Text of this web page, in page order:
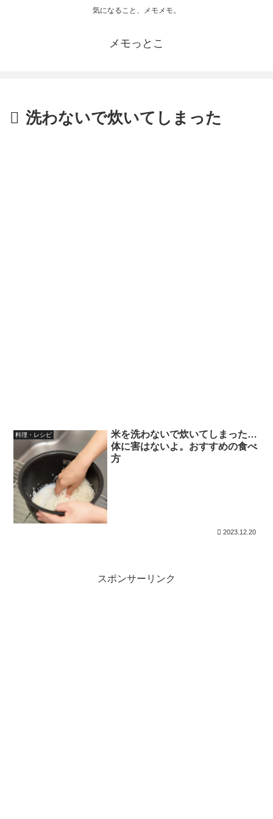
気になること、メモメモ。
メモっとこ
洗わないで炊いてしまった
料理・レシピ
米を洗わないで炊いてしまった…
体に害はないよ。おすすめの食べ
方
2023.12.20
スポンサーリンク